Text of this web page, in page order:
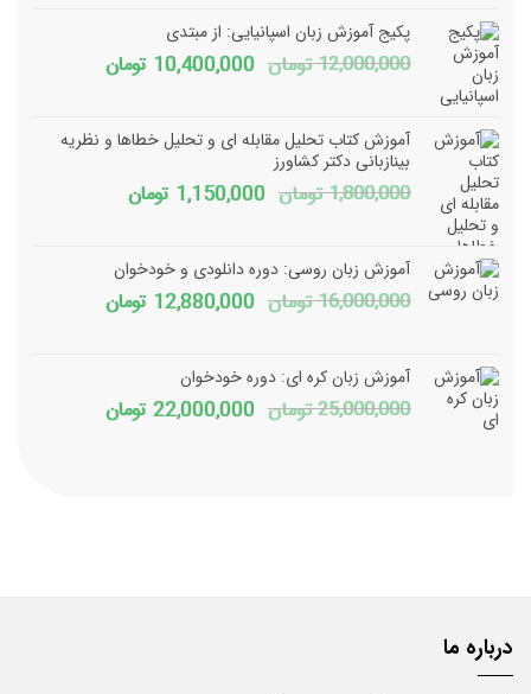
پکیج آموزش زبان اسپانیایی: از مبتدی
12,000,000 تومان قیمت
12,000,000 تومان
بود.
10,400,000 تومانقیمت
است.
آموزش کتاب تحلیل مقابله ای و تحلیل خطاها و نظریه
بینازبانی دکتر کشاورز
1,800,000 تومان قیمت
1,800,000 تومان
بود.
1,150,000 تومانقیمت
است.آموزش زبان روسی: دوره دانلودی و خودخوان
16,000,000 تومان قیمت
بود.
12,880,000 تومانقیمت
آموزش زبان کره ای: دوره خودخوان
25,000,000 تومان قیمت
22,000,000 تومانقیمت
درباره ما